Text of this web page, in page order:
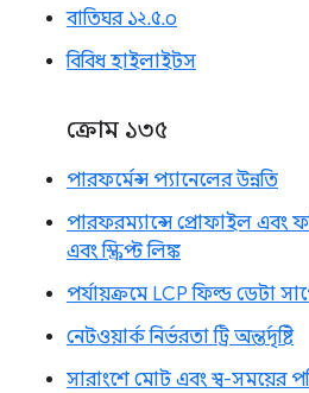
বাতিঘর ১২.৫.০
বিবিধ হাইলাইটস
ক্রোম ১৩৫
পারফর্মেন্স প্যানেলের উন্নতি
পারফরম্যান্সে প্রোফাইল এবং
এবং স্ক্রিপ্ট লিঙ্ক
পর্যায়ক্রমে LCP ফিল্ড ডেটা
নেটওয়ার্ক নির্ভরতা ট্রি অন্তর্দৃষ্টি
সারাংশে মোট এবং স্ব-সময়ের